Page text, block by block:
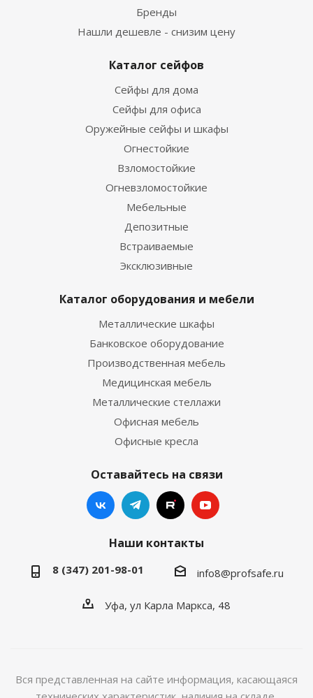
Бренды
Нашли дешевле - снизим цену
Каталог сейфов
Сейфы для дома
Сейфы для офиса
Оружейные сейфы и шкафы
Огнестойкие
Взломостойкие
Огневзломостойкие
Мебельные
Депозитные
Встраиваемые
Эксклюзивные
Каталог оборудования и мебели
Металлические шкафы
Банковское оборудование
Производственная мебель
Медицинская мебель
Металлические стеллажи
Офисная мебель
Офисные кресла
Оставайтесь на связи
Наши контакты
8 (347) 201-98-01 info8@profsafe.ru
Уфа, ул Карла Маркса, 48
Вся представленная на сайте информация, касающаяся